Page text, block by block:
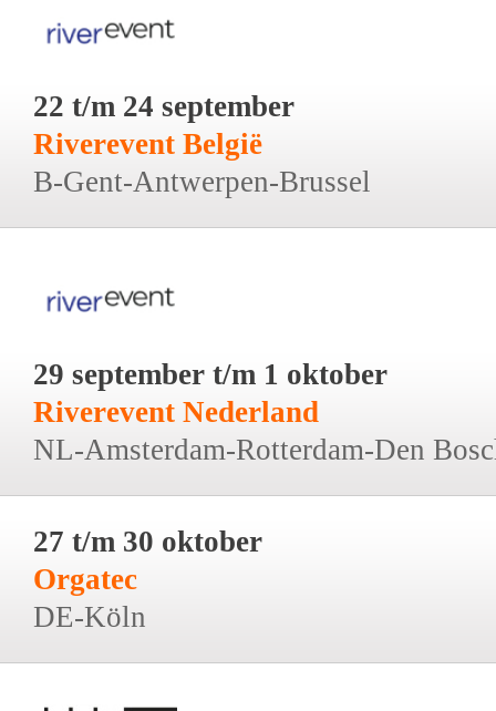
22 t/m 24 september
Riverevent België
B-Gent-Antwerpen-Brussel
29 september t/m 1 oktober
Riverevent Nederland
NL-Amsterdam-Rotterdam-Den
27 t/m 30 oktober
Orgatec
DE-Köln